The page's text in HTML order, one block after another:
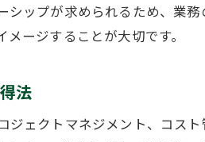
建設業でしんどいと言われる
施工管理など建設業の業務で注
働きやすい建設業の見極めポイ
ップが求められるため、業
ージすることが大切です。
法
ェクトマネジメント、コス